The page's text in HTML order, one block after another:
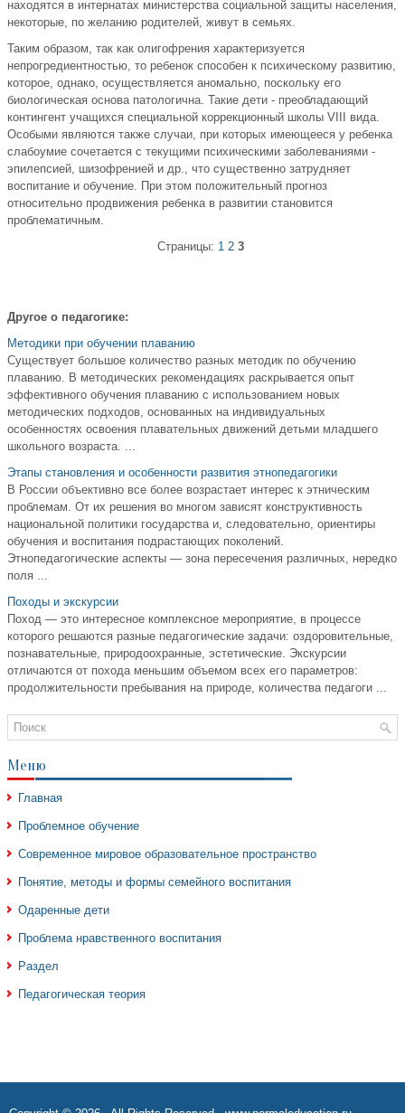
находятся в интернатах министерства социальной защиты населения,
некоторые, по желанию родителей, живут в семьях.
Таким образом, так как олигофрения характеризуется
непрогредиентностью, то ребенок способен к психическому развитию,
которое, однако, осуществляется аномально, поскольку его
биологическая основа патологична. Такие дети - преобладающий
контингент учащихся специальной коррекционный школы VIII вида.
Особыми являются также случаи, при которых имеющееся у ребенка
слабоумие сочетается с текущими психическими заболеваниями -
эпилепсией, шизофренией и др., что существенно затрудняет
воспитание и обучение. При этом положительный прогноз
относительно продвижения ребенка в развитии становится
проблематичным.
Страницы: 1 2 3
Другое о педагогике:
Методики при обучении плаванию
Существует большое количество разных методик по обучению
плаванию. В методических рекомендациях раскрывается опыт
эффективного обучения плаванию с использованием новых
методических подходов, основанных на индивидуальных
особенностях освоения плавательных движений детьми младшего
школьного возраста. ...
Этапы становления и особенности развития этнопедагогики
В России объективно все более возрастает интерес к этническим
проблемам. От их решения во многом зависят конструктивность
национальной политики государства и, следовательно, ориентиры
обучения и воспитания подрастающих поколений.
Этнопедагогические аспекты — зона пересечения различных, нередко
поля ...
Походы и экскурсии
Поход — это интересное комплексное мероприятие, в процессе
которого решаются разные педагогические задачи: оздоровительные,
познавательные, природоохранные, эстетические. Экскурсии
отличаются от похода меньшим объемом всех его параметров:
продолжительности пребывания на природе, количества педагоги ...
Меню
Главная
Проблемное обучение
Современное мировое образовательное пространство
Понятие, методы и формы семейного воспитания
Одаренные дети
Проблема нравственного воспитания
Раздел
Педагогическая теория